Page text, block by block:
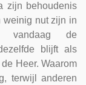
zijn behoudenis
weinig nut zijn in
vandaag de
blijft als
Heer. Waarom
terwijl anderen